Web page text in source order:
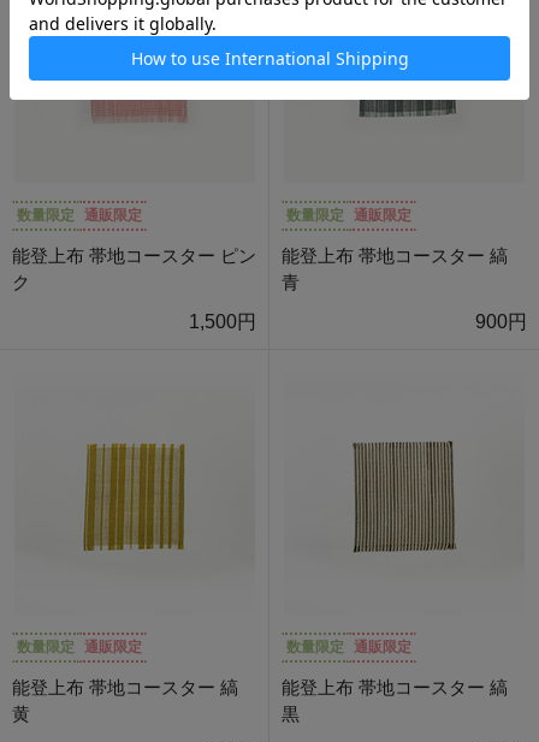
数量限定 通販限定
能登上布 帯地コースター ピン
ク
1,500円
数量限定 通販限定
能登上布 帯地コースター 縞
青
900円
数量限定 通販限定
能登上布 帯地コースター 縞
黄
数量限定 通販限定
能登上布 帯地コースター 縞
黒